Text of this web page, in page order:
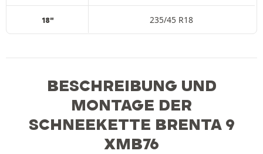
18" 235/45 R18
BESCHREIBUNG UND
MONTAGE DER
SCHNEEKETTE BRENTA 9
XMB76